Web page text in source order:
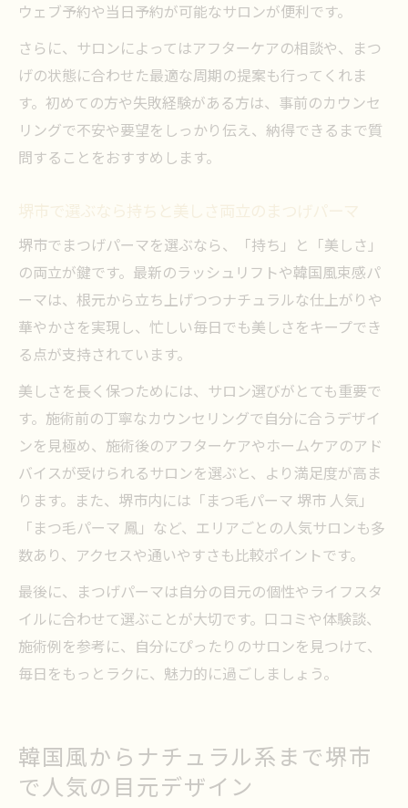
ウェブ予約や当日予約が可能なサロンが便利です。
さらに、サロンによってはアフターケアの相談や、まつ
げの状態に合わせた最適な周期の提案も行ってくれま
す。初めての方や失敗経験がある方は、事前のカウンセ
リングで不安や要望をしっかり伝え、納得できるまで質
問することをおすすめします。
堺市で選ぶなら持ちと美しさ両立のまつげパーマ
堺市でまつげパーマを選ぶなら、「持ち」と「美しさ」
の両立が鍵です。最新のラッシュリフトや韓国風束感パ
ーマは、根元から立ち上げつつナチュラルな仕上がりや
華やかさを実現し、忙しい毎日でも美しさをキープでき
る点が支持されています。
美しさを長く保つためには、サロン選びがとても重要で
す。施術前の丁寧なカウンセリングで自分に合うデザイ
ンを見極め、施術後のアフターケアやホームケアのアド
バイスが受けられるサロンを選ぶと、より満足度が高ま
ります。また、堺市内には「まつ毛パーマ 堺市 人気」
「まつ毛パーマ 鳳」など、エリアごとの人気サロンも多
数あり、アクセスや通いやすさも比較ポイントです。
最後に、まつげパーマは自分の目元の個性やライフスタ
イルに合わせて選ぶことが大切です。口コミや体験談、
施術例を参考に、自分にぴったりのサロンを見つけて、
毎日をもっとラクに、魅力的に過ごしましょう。
韓国風からナチュラル系まで堺市
で人気の目元デザイン